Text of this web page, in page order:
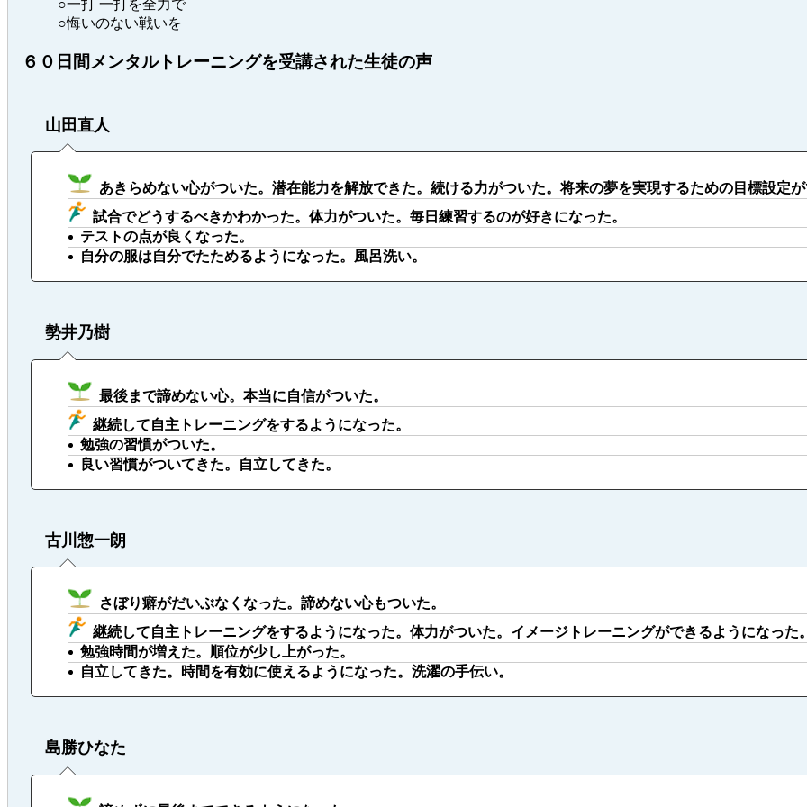
○一打 一打を全力で
○悔いのない戦いを
６０日間メンタルトレーニングを受講された生徒の声
山田直人
あきらめない心がついた。潜在能力を解放できた。続ける力がついた。将来の夢を実現するための目標設定
試合でどうするべきかわかった。体力がついた。毎日練習するのが好きになった。
テストの点が良くなった。
自分の服は自分でたためるようになった。風呂洗い。
勢井乃樹
最後まで諦めない心。本当に自信がついた。
継続して自主トレーニングをするようになった。
勉強の習慣がついた。
良い習慣がついてきた。自立してきた。
古川惣一朗
さぼり癖がだいぶなくなった。諦めない心もついた。
継続して自主トレーニングをするようになった。体力がついた。イメージトレーニングができるようになった
勉強時間が増えた。順位が少し上がった。
自立してきた。時間を有効に使えるようになった。洗濯の手伝い。
島勝ひなた